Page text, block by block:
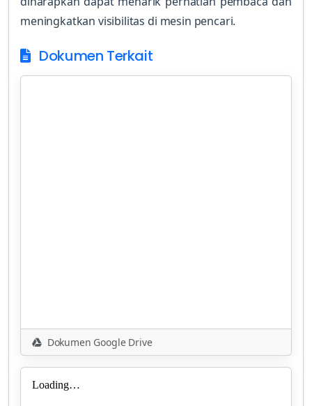
meningkatkan visibilitas di mesin pencari.
Dokumen Terkait
Dokumen Google Drive